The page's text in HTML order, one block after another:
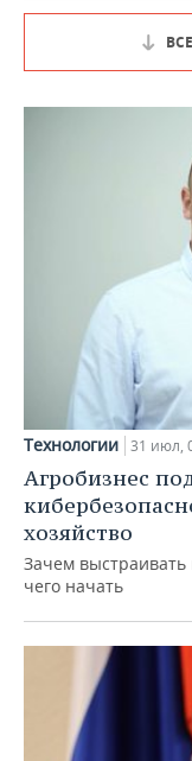
Технологии 31 июл,
Агробизнес
хозяйство
Зачем выстраивать
чего начать